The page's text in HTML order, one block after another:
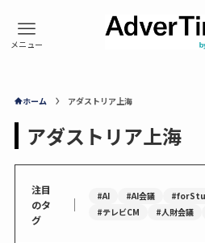
ホーム アダストリア上海
アダストリア上海
注目
のタ
グ
｜ #AI #AI会議
#テレビCM
#人財会議